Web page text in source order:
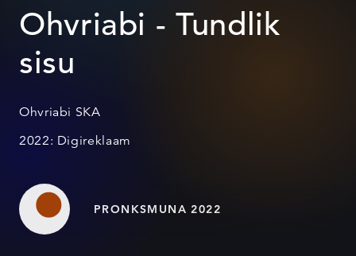
Ohvriabi - Tundlik
sisu
Ohvriabi SKA
2022: Digireklaam
PRONKSMUNA 2022